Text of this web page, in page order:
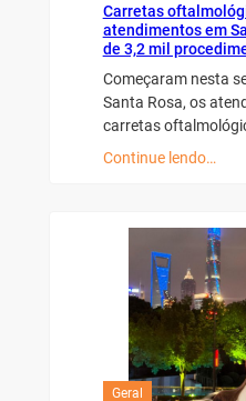
Carretas
atendimentos em
de 3,2 mil
Começaram nesta
Santa Rosa, os
carretas
Continue lendo…
Geral